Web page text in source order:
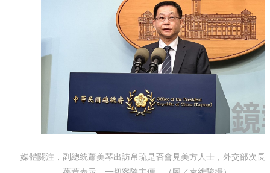
媒體關注，副總統蕭美琴出訪帛琉是否會見美方人士，外交部次長